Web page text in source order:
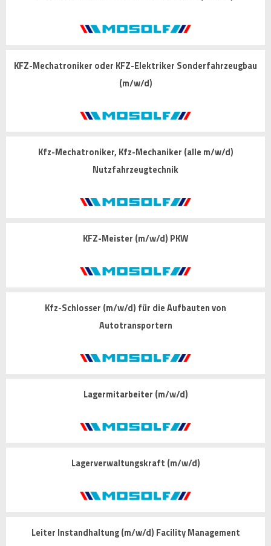
KFZ-Mechatroniker oder KFZ-Elektriker Sonderfahrzeugbau
(m/w/d)
Kfz-Mechatroniker, Kfz-Mechaniker (alle m/w/d)
Nutzfahrzeugtechnik
KFZ-Meister (m/w/d) PKW
Kfz-Schlosser (m/w/d) für die Aufbauten von
Autotransportern
Lagermitarbeiter (m/w/d)
Lagerverwaltungskraft (m/w/d)
Leiter Instandhaltung (m/w/d) Facility Management